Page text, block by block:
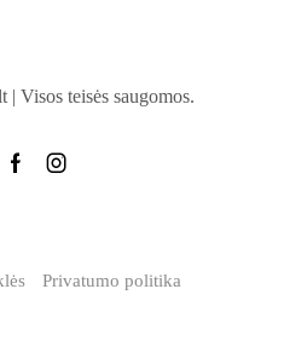
| Visos teisės saugomos.
Privatumo politika